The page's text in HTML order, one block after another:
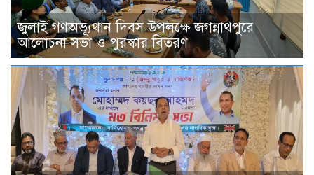
জুলাই গণঅভ্যূথান দিবস উপলক্ষে জগন্নাথপুরে
আলোচনা সভা ও পুরস্কার বিতরণ